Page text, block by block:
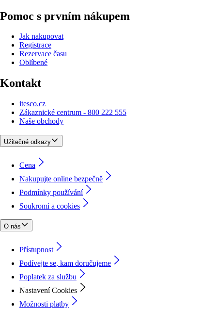
Pomoc s prvním nákupem
Jak nakupovat
Registrace
Rezervace času
Oblíbené
Kontakt
itesco.cz
Zákaznické centrum - 800 222 555
Naše obchody
Užitečné odkazy
Cena
Nakupujte online bezpečně
Podmínky používání
Soukromí a cookies
O nás
Přístupnost
Podívejte se, kam doručujeme
Poplatek za službu
Nastavení Cookies
Možnosti platby